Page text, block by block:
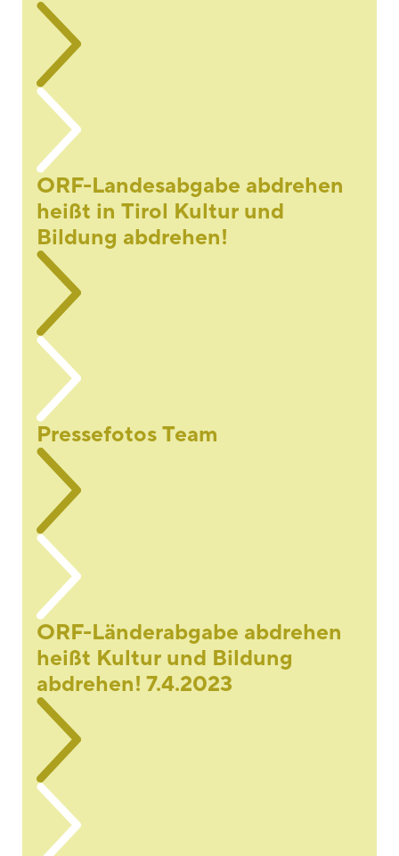
ORF-Landesabgabe abdrehen
heißt in Tirol Kultur und
Bildung abdrehen!
Pressefotos Team
ORF-Länderabgabe abdrehen
heißt Kultur und Bildung
abdrehen! 7.4.2023